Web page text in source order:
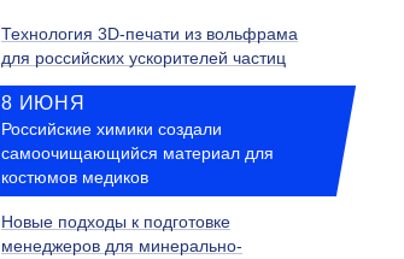
Технология 3D-печати из вольфрама
для российских ускорителей частиц
8 ИЮНЯ
Российские химики создали
самоочищающийся материал для
костюмов медиков
Новые подходы к подготовке
менеджеров для минерально-